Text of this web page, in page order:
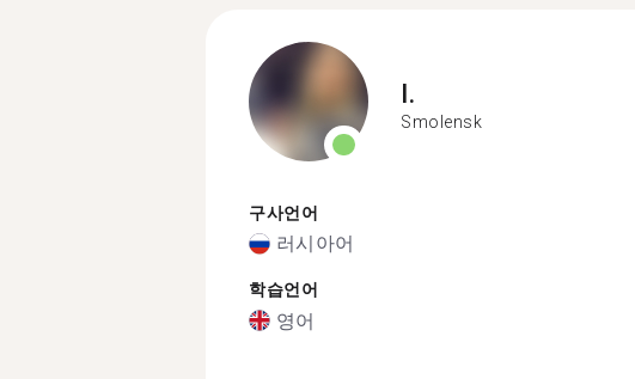
I.
Smolensk
구사언어
러시아어
학습언어
영어